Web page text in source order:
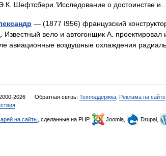
Шефтсбери ‘Исследование о достоинстве
— (1877 I956) французский
Известный вело и автогонщик А. проектировал
авиационные воздушные охлаждения
2026 Обратная связь: Техподдержка Реклама на сайте
на сайты , сделанные на PHP, Joomla, Drupal,